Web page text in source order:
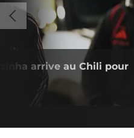
arrive au Chili pour